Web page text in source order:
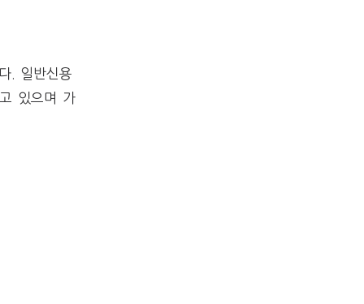
. 일반신용
있으며 가